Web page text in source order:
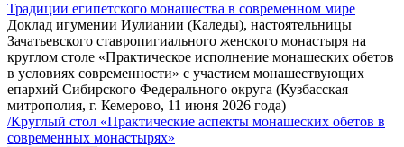
Традиции египетского монашества в современном мире
Доклад игумении Иулиании (Каледы), настоятельницы
Зачатьевского ставропигиального женского монастыря на
круглом столе «Практическое исполнение монашеских обетов
в условиях современности» с участием монашествующих
епархий Сибирского Федерального округа (Кузбасская
митрополия, г. Кемерово, 11 июня 2026 года)
/Круглый стол «Практические аспекты монашеских обетов в
современных монастырях»